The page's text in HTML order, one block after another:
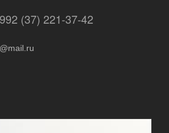
(37) 221-37-42